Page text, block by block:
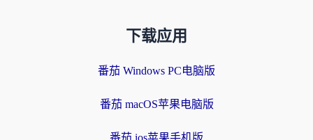
下载应用
番茄 Windows PC电脑版
番茄 macOS苹果电脑版